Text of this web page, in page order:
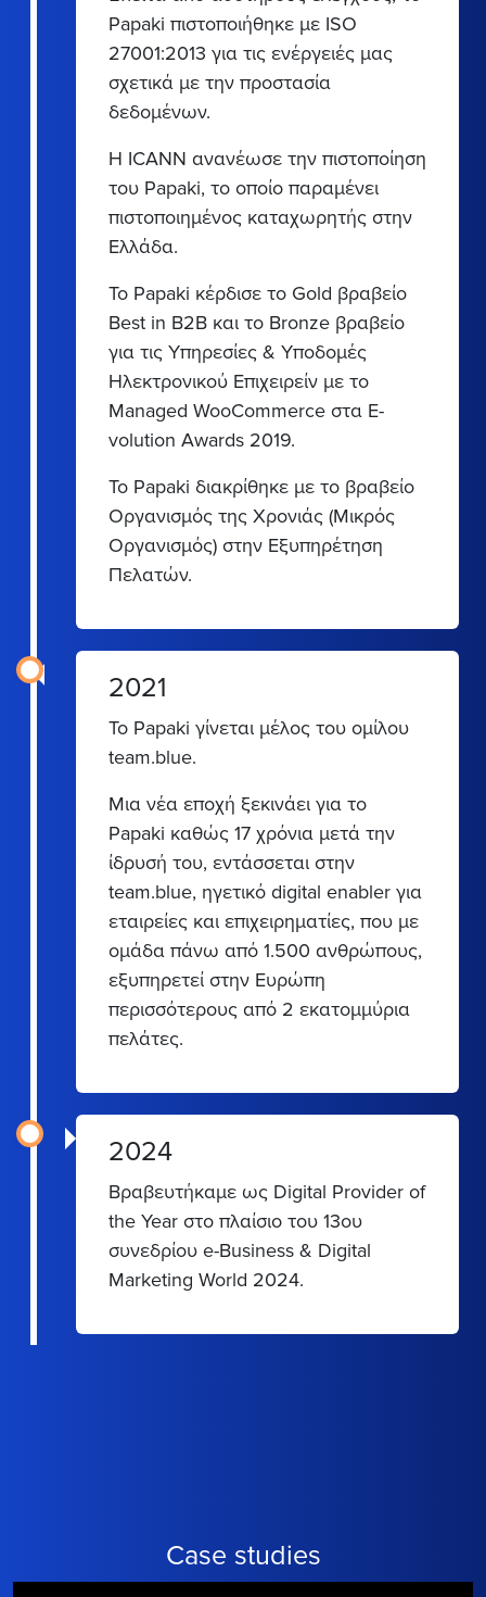
Papaki πιστοποιήθηκε με ISO
27001:2013 για τις ενέργειές μας
σχετικά με την προστασία
δεδομένων.
Η ICANN ανανέωσε την πιστοποίηση
του Papaki, το οποίο παραμένει
πιστοποιημένος καταχωρητής στην
Ελλάδα.
Το Papaki κέρδισε το Gold βραβείο
Best in B2B και το Bronze βραβείο
για τις Υπηρεσίες & Υποδομές
Ηλεκτρονικού Επιχειρείν με το
Μanaged WooCommerce στα E-
volution Awards 2019.
Το Papaki διακρίθηκε με το βραβείο
Οργανισμός της Χρονιάς (Μικρός
Οργανισμός) στην Εξυπηρέτηση
Πελατών.
2021
Το Papaki γίνεται μέλος του ομίλου
team.blue.
Μια νέα εποχή ξεκινάει για το
Papaki καθώς 17 χρόνια μετά την
ίδρυσή του, εντάσσεται στην
team.blue, ηγετικό digital enabler για
εταιρείες και επιχειρηματίες, που με
ομάδα πάνω από 1.500 ανθρώπους,
εξυπηρετεί στην Ευρώπη
περισσότερους από 2 εκατομμύρια
πελάτες.
2024
Βραβευτήκαμε ως Digital Provider of
the Year στο πλαίσιο του 13ου
συνεδρίου e-Business & Digital
Marketing World 2024.
Case studies